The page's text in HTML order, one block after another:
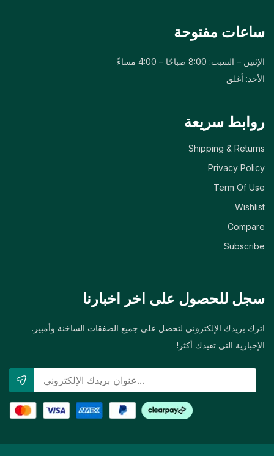
ساعات مفتوحة
الإثنين – السبت: 8:00 صباحًا – 4:00 مساءً
الأحد: أغلق
روابط سريعة
Shipping & Returns
Privacy Policy
Term Of Use
Wishlist
Compare
Subscribe
سجل للحصول على اخر اخبارنا
اترك بريدك الإلكتروني لتحصل على جميع الصفقات الساخنة وأمبير.
الإخبارية التي تفيدك أكثر!